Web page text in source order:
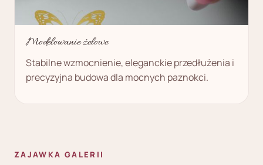
Modelowanie żelowe
Stabilne wzmocnienie, eleganckie przedłużenia i
precyzyjna budowa dla mocnych paznokci.
ZAJAWKA GALERII